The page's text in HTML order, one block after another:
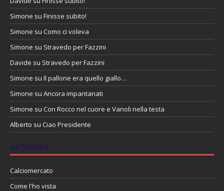
Simone su Finisse subito!
Simone su Como ci voleva
Simone su Stravedo per Fazzini
Davide su Stravedo per Fazzini
Simone su Il pallone era quello giallo…
Simone su Ancora impantanati
Simone su Con Rocco nel cuore e Vanoli nella testa
Alberto su Ciao Presidente
CATEGORIE
Calciomercato
Come l'ho vista